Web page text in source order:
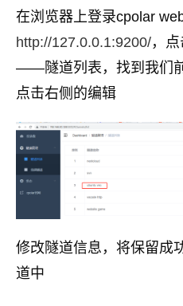
在浏览器上登录cpolar
http://127.0.0.1:9200/，
——隧道列表，找到我们
点击右侧的编辑
修改隧道信息，将保留成
道中